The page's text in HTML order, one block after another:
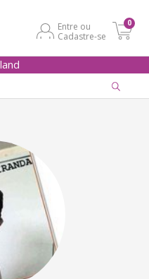
Entre ou
Cadastre-se
0